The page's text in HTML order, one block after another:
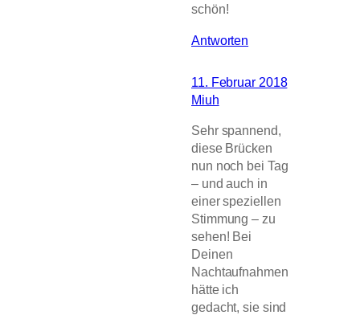
schön!
Antworten
11. Februar 2018
Miuh
Sehr spannend,
diese Brücken
nun noch bei Tag
– und auch in
einer speziellen
Stimmung – zu
sehen! Bei
Deinen
Nachtaufnahmen
hätte ich
gedacht, sie sind